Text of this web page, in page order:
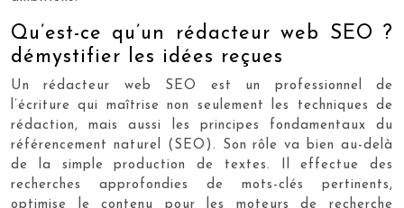
Qu’est-ce qu’un rédacteur web SEO ?
démystifier les idées reçues
Un rédacteur web SEO est un professionnel de
l’écriture qui maîtrise non seulement les techniques de
rédaction, mais aussi les principes fondamentaux du
référencement naturel (SEO). Son rôle va bien au-delà
de la simple production de textes. Il effectue des
recherches approfondies de mots-clés pertinents,
optimise le contenu pour les moteurs de recherche